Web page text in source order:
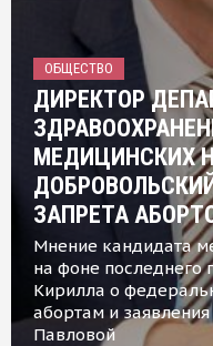
ОБЩЕСТВО
ДИРЕКТОР
МЕДИЦИНСКИХ
ЗАПРЕТА
Мнение кандидата
на фоне
Кирилла о
абортам и
Павловой